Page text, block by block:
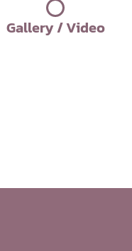
Gallery / Video